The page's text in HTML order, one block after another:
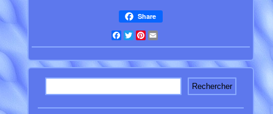
Share
Facebook
TwitterPinterest